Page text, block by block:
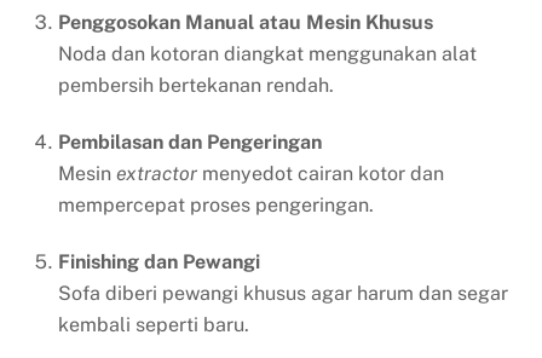
Penggosokan Manual atau Mesin Khusus
Noda dan kotoran diangkat menggunakan alat
pembersih bertekanan rendah.
Pembilasan dan Pengeringan
Mesin extractor menyedot cairan kotor dan
mempercepat proses pengeringan.
Finishing dan Pewangi
Sofa diberi pewangi khusus agar harum dan segar
kembali seperti baru.